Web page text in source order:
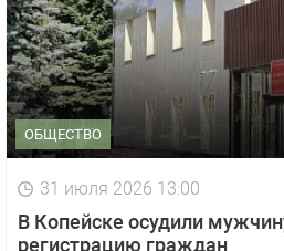
ОБЩЕСТВО
31 июля 2026 13:00
В Копейске осудили
регистрацию граждан